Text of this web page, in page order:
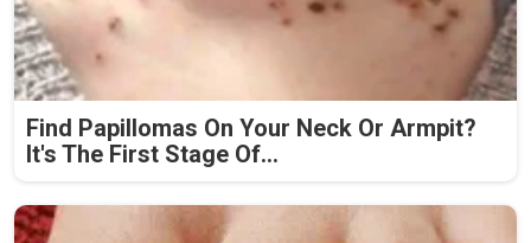
Find Papillomas On Your Neck Or Armpit?
It's The First Stage Of...